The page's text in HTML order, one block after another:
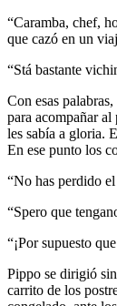
“Caramba, chef,
que cazó en un
“Stá bastante
Con esas
para acompañar
les sabía a gloria.
En ese punto los
“No has perdido
“Spero que
“¡Por supuesto
Pippo se dirigió
carrito de los